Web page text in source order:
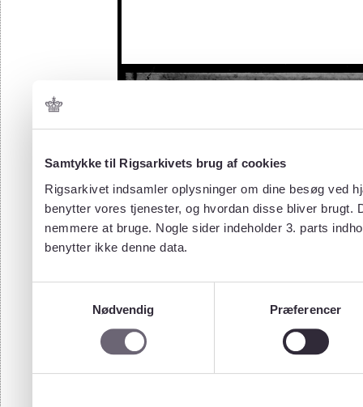
Samtykke til Rigsarkivets brug af cookies
Rigsarkivet indsamler oplysninger om dine besøg ved
benytter vores tjenester, og hvordan disse bliver
nemmere at bruge. Nogle sider indeholder 3. parts
benytter ikke denne data.
Nødvendig
Præferencer